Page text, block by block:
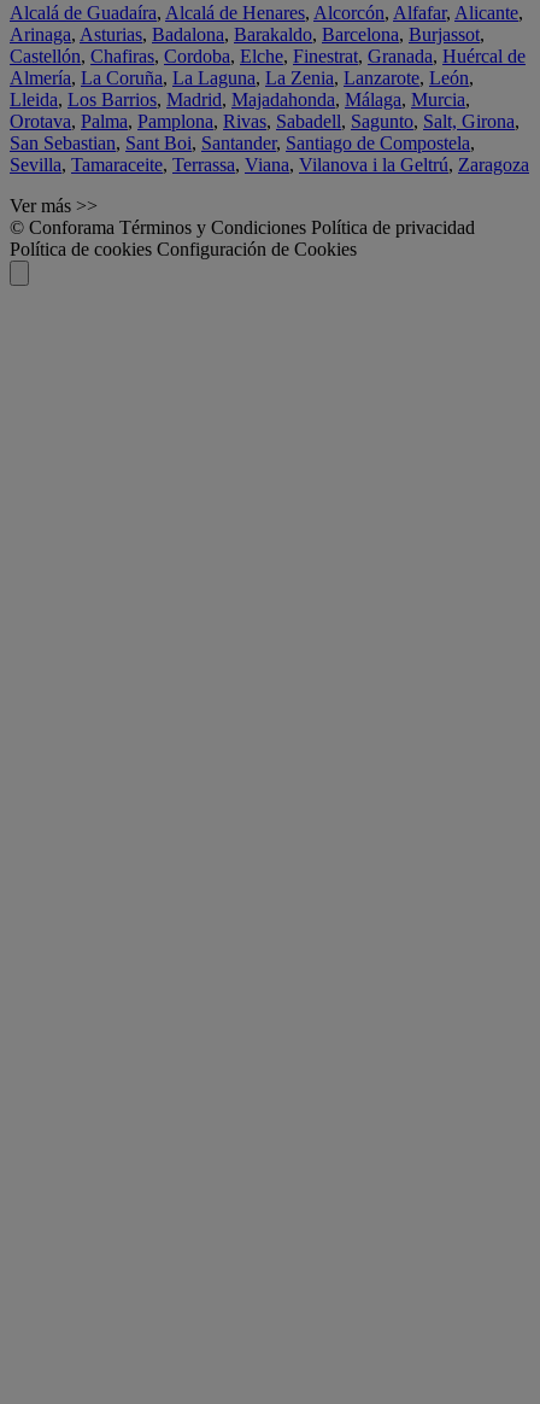
Alcalá de Guadaíra, Alcalá de Henares, Alcorcón, Alfafar, Alicante,
Arinaga, Asturias, Badalona, Barakaldo, Barcelona, Burjassot,
Castellón, Chafiras, Cordoba, Elche, Finestrat, Granada, Huércal de
Almería, La Coruña, La Laguna, La Zenia, Lanzarote, León,
Lleida, Los Barrios, Madrid, Majadahonda, Málaga, Murcia,
Orotava, Palma, Pamplona, Rivas, Sabadell, Sagunto, Salt, Girona,
San Sebastian, Sant Boi, Santander, Santiago de Compostela,
Sevilla, Tamaraceite, Terrassa, Viana, Vilanova i la Geltrú, Zaragoza
Ver más >>
© Conforama Términos y Condiciones Política de privacidad
Política de cookies Configuración de Cookies